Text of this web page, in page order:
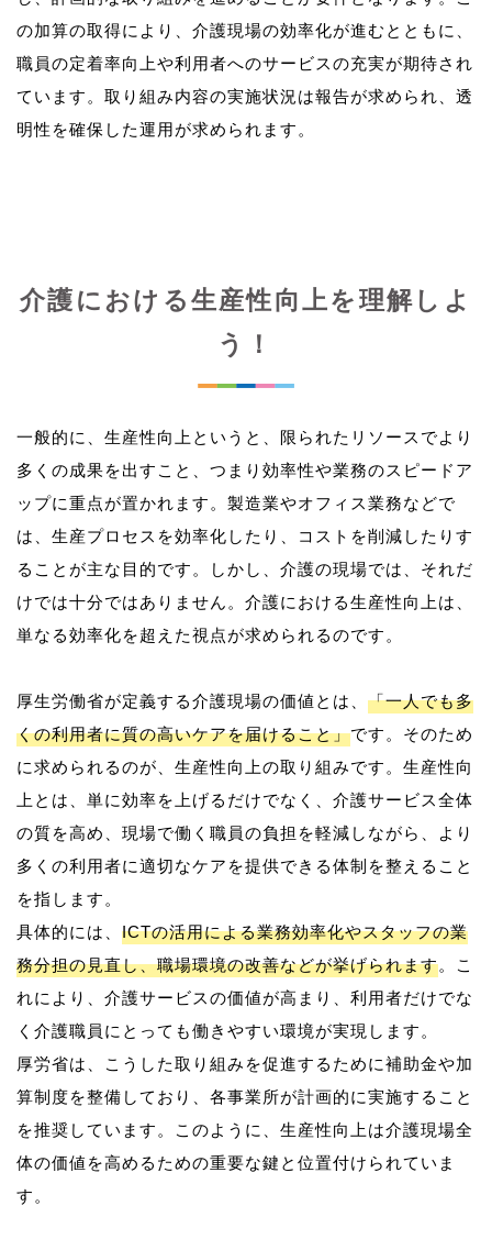
の加算の取得により、介護現場の効率化が進むとともに、
職員の定着率向上や利用者へのサービスの充実が期待され
ています。取り組み内容の実施状況は報告が求められ、透
介護における生産性向上を理解しよ
う！
一般的に、生産性向上というと、限られたリソースでより
多くの成果を出すこと、つまり効率性や業務のスピードア
ップに重点が置かれます。製造業やオフィス業務などで
は、生産プロセスを効率化したり、コストを削減したりす
ることが主な目的です。しかし、介護の現場では、それだ
けでは十分ではありません。介護における生産性向上は、
単なる効率化を超えた視点が求められるのです。
厚生労働省が定義する介護現場の価値とは、 「一人でも多
くの利用者に質の高いケアを届けること」です。そのため
に求められるのが、生産性向上の取り組みです。生産性向
上とは、単に効率を上げるだけでなく、介護サービス全体
の質を高め、現場で働く職員の負担を軽減しながら、より
多くの利用者に適切なケアを提供できる体制を整えること
を指します。
具体的には、 ICTの活用による業務効率化やスタッフの業
務分担の見直し、職場環境の改善などが挙げられます。こ
れにより、介護サービスの価値が高まり、利用者だけでな
く介護職員にとっても働きやすい環境が実現します。
厚労省は、こうした取り組みを促進するために補助金や加
算制度を整備しており、各事業所が計画的に実施すること
を推奨しています。このように、生産性向上は介護現場全
体の価値を高めるための重要な鍵と位置付けられていま